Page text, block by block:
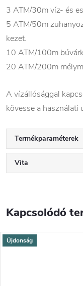
3 ATM/30m víz- és
5 ATM/50m
kezet.
10 ATM/100m
20 ATM/200m
A vízállósággal
kövesse a használati
Termékparaméterek
Vita
Kapcsolódó
Újdonság